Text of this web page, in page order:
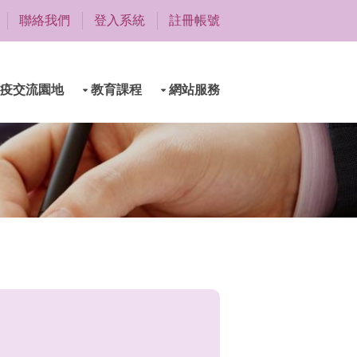
聯絡我們 登入系統 註冊帳號
交流園地 教育課程 網站服務